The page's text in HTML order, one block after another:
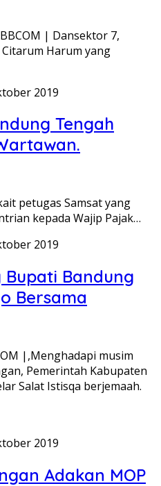
| Dansektor 7,
Harum yang
2019
Tengah
petugas Samsat yang
kepada Wajip Pajak…
2019
Bandung
Bersama
|,Menghadapi musim
Pemerintah Kabupaten
Salat Istisqa berjemaah.
2019
Adakan MOP